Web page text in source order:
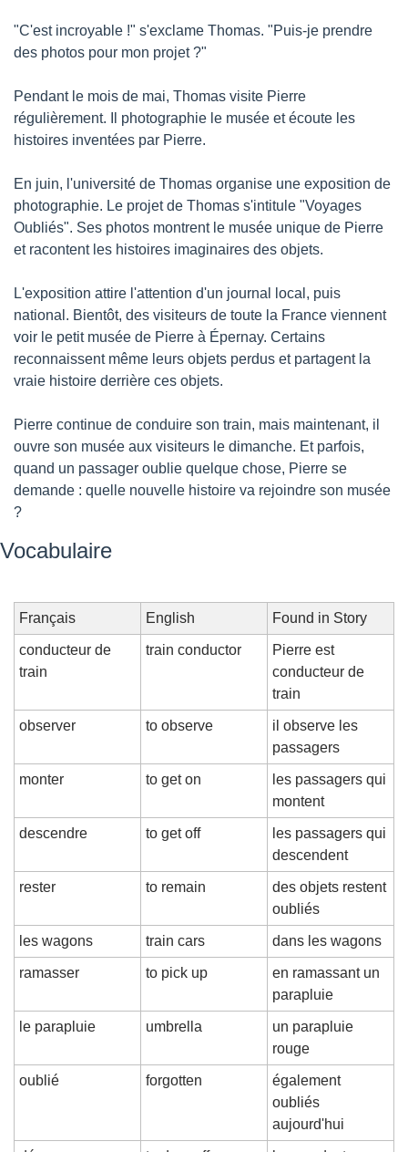
"C'est incroyable !" s'exclame Thomas. "Puis-je prendre
des photos pour mon projet ?"
Pendant le mois de mai, Thomas visite Pierre
régulièrement. Il photographie le musée et écoute les
histoires inventées par Pierre.
En juin, l'université de Thomas organise une exposition de
photographie. Le projet de Thomas s'intitule "Voyages
Oubliés". Ses photos montrent le musée unique de Pierre
et racontent les histoires imaginaires des objets.
L'exposition attire l'attention d'un journal local, puis
national. Bientôt, des visiteurs de toute la France viennent
voir le petit musée de Pierre à Épernay. Certains
reconnaissent même leurs objets perdus et partagent la
vraie histoire derrière ces objets.
Pierre continue de conduire son train, mais maintenant, il
ouvre son musée aux visiteurs le dimanche. Et parfois,
quand un passager oublie quelque chose, Pierre se
demande : quelle nouvelle histoire va rejoindre son musée
?
Vocabulaire
Français English Found in Story
conducteur de
train
train conductor
Pierre est
conducteur de
train
observer to observe
il observe les
passagers
monter to get on
les passagers qui
montent
descendre to get off
les passagers qui
descendent
rester to remain
des objets restent
oubliés
les wagons train cars dans les wagons
ramasser to pick up
en ramassant un
parapluie
le parapluie umbrella
un parapluie
rouge
oublié forgotten
également
oubliés
aujourd'hui